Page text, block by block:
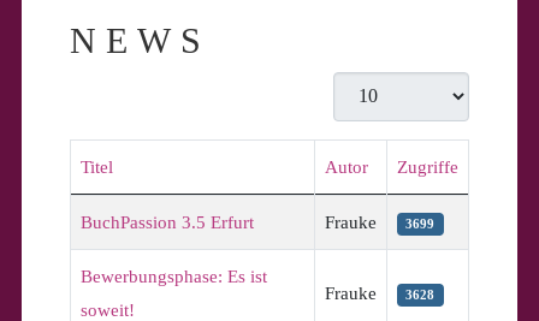
NEWS
Anzeige #
Titel Autor Zugriffe
BuchPassion 3.5 Erfurt Frauke 3699
Bewerbungsphase: Es ist
soweit!
Frauke 3628